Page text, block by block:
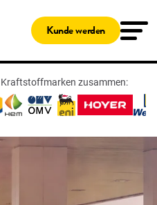
Laden
Kunde werden
zusammen: